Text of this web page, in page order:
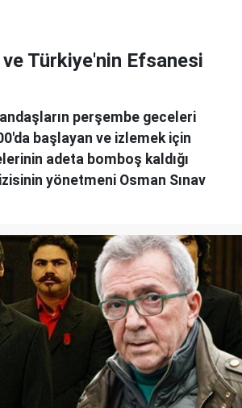
Türkiye'nin Efsanesi
perşembe geceleri
başlayan ve izlemek için
adeta bomboş kaldığı
yönetmeni Osman Sınav